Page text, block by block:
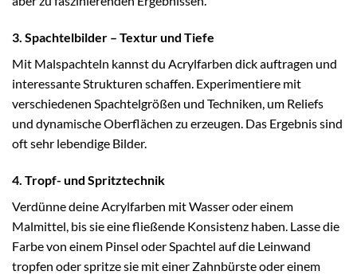
3. Spachtelbilder – Textur und Tiefe
Mit Malspachteln kannst du Acrylfarben dick auftragen und
interessante Strukturen schaffen. Experimentiere mit
verschiedenen Spachtelgrößen und Techniken, um Reliefs
und dynamische Oberflächen zu erzeugen. Das Ergebnis sind
oft sehr lebendige Bilder.
4. Tropf- und Spritztechnik
Verdünne deine Acrylfarben mit Wasser oder einem
Malmittel, bis sie eine fließende Konsistenz haben. Lasse die
Farbe von einem Pinsel oder Spachtel auf die Leinwand
tropfen oder spritze sie mit einer Zahnbürste oder einem